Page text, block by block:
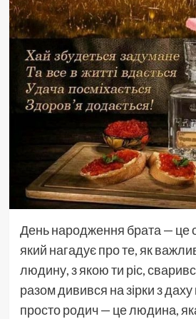
День народження брата — це
який нагадує про те, як
людину, з якою ти ріс,
разом дивився на зірки з
просто родич — це людина,